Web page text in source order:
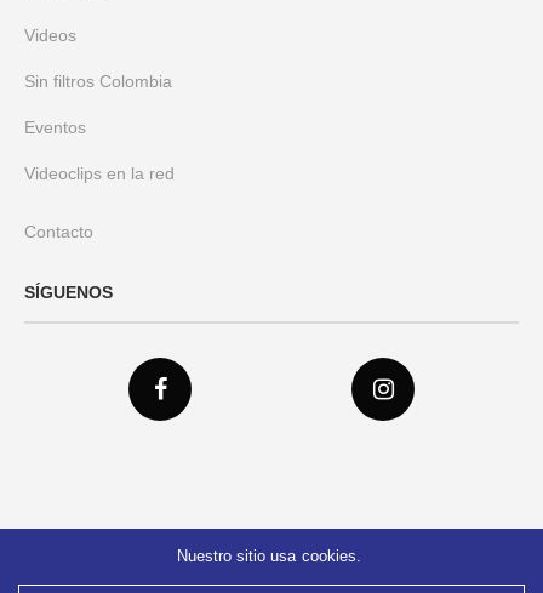
Videos
Sin filtros Colombia
Eventos
Videoclips en la red
Contacto
SÍGUENOS
© 2021 Federación Verdad Colombia
Nuestro sitio usa cookies.